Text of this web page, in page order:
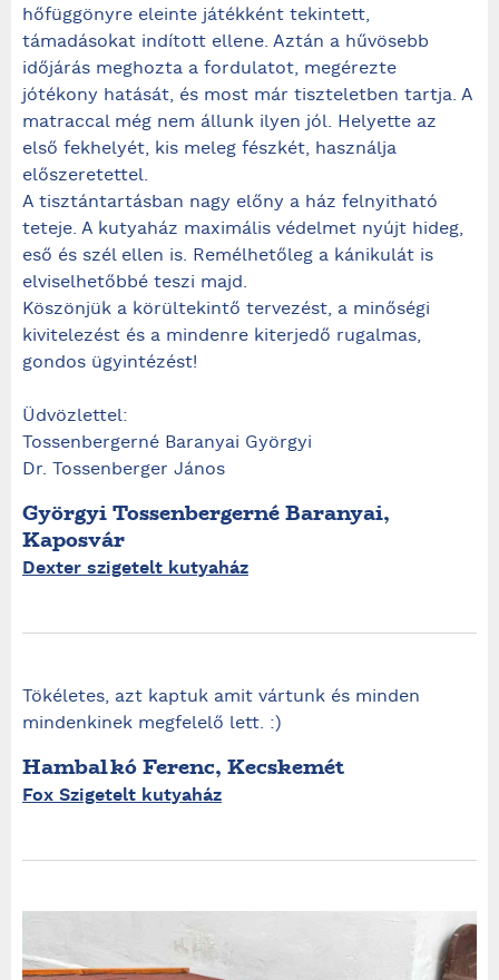
hőfüggönyre eleinte játékként tekintett,
támadásokat indított ellene. Aztán a hűvösebb
időjárás meghozta a fordulatot, megérezte
jótékony hatását, és most már tiszteletben tartja. A
matraccal még nem állunk ilyen jól. Helyette az
első fekhelyét, kis meleg fészkét, használja
előszeretettel.
A tisztántartásban nagy előny a ház felnyitható
teteje. A kutyaház maximális védelmet nyújt hideg,
eső és szél ellen is. Remélhetőleg a kánikulát is
elviselhetőbbé teszi majd.
Köszönjük a körültekintő tervezést, a minőségi
kivitelezést és a mindenre kiterjedő rugalmas,
gondos ügyintézést!
Üdvözlettel:
Tossenbergerné Baranyai Györgyi
Dr. Tossenberger János
Györgyi Tossenbergerné Baranyai,
Kaposvár
Dexter szigetelt kutyaház
Tökéletes, azt kaptuk amit vártunk és minden
mindenkinek megfelelő lett. :)
Hambalkó Ferenc, Kecskemét
Fox Szigetelt kutyaház